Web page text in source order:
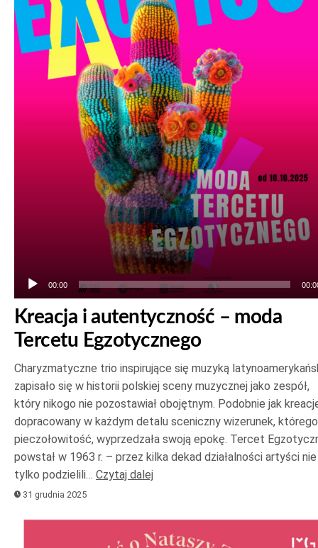
00:00
Kreacja i autentyczność – moda
Tercetu Egzotycznego
Charyzmatyczne trio inspirujące się muzyką
zapisało się w historii polskiej sceny muzycznej jako zespół,
który nikogo nie pozostawiał obojętnym. Podobnie jak
dopracowany w każdym detalu sceniczny wizerunek, którego
pieczołowitość, wyprzedzała swoją epokę. Tercet
powstał w 1963 r. – przez kilka dekad działalności artyści nie
tylko podzielili… Czytaj dalej
31 grudnia 2025
Odtwarzacz